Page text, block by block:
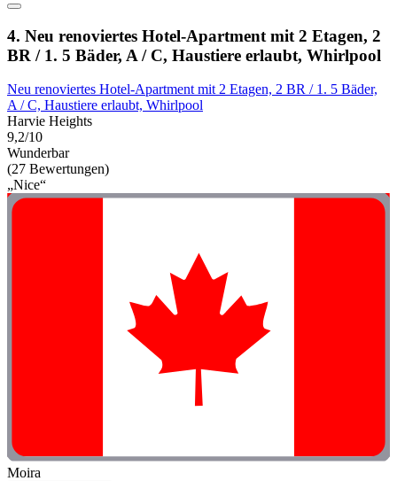
4. Neu renoviertes Hotel-Apartment mit 2 Etagen, 2
BR / 1. 5 Bäder, A / C, Haustiere erlaubt, Whirlpool
Neu renoviertes Hotel-Apartment mit 2 Etagen, 2 BR / 1. 5 Bäder,
A / C, Haustiere erlaubt, Whirlpool
Harvie Heights
9,2/10
Wunderbar
(27 Bewertungen)
„Nice“
Moira